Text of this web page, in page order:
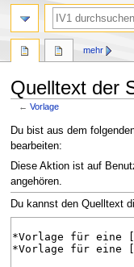
Quelltext der
←Vorlage
Zur
Navigation
springen
Zur
Suche
springen
Du bist aus dem
bearbeiten:
Diese Aktion ist auf
angehören.
Du kannst den Quelltext
mehr
Suche